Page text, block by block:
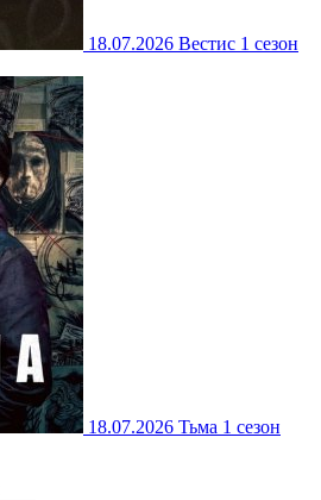
18.07.2026 Вестис 1 сезон
18.07.2026 Тьма 1 сезон